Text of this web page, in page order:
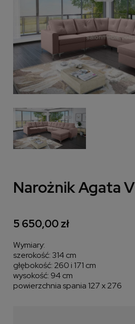
Narożnik Agata V
5 650,00 zł
Wymiary:
szerokość: 314 cm
głębokość: 260 i 171 cm
wysokość: 94 cm
powierzchnia spania 127 x 276